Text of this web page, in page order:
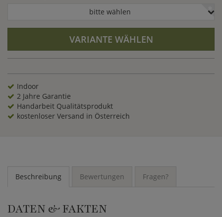
bitte wählen
VARIANTE WÄHLEN
Indoor
2 Jahre Garantie
Handarbeit Qualitätsprodukt
kostenloser Versand in Österreich
Beschreibung Bewertungen Fragen?
DATEN & FAKTEN